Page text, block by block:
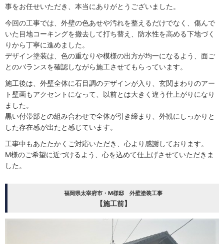
事をお任せいただき、本当にありがとうございました。
今回の工事では、外壁の色あせや汚れを整えるだけでなく、傷んで
いた目地コーキングを撤去して打ち替え、防水性を高める下地づく
りから丁寧に進めました。
デザイン塗装は、色の重なりや模様の出方が均一になるよう、面ご
とのバランスを確認しながら施工させてもらっています。
施工後は、外壁全体に石目調のデザインが入り、玄関まわりのアー
ト壁画もアクセントになって、以前とは大きく違う仕上がりになり
ました。
黒い付帯部との組み合わせで全体が引き締まり、外観にしっかりと
した存在感が出たと感じています。
工事中もあたたかくご対応いただき、心より感謝しております。
M様のご希望に近づけるよう、心を込めて仕上げさせていただきま
した。
福岡県太宰府市・M様邸 外壁塗装工事
【施工前】